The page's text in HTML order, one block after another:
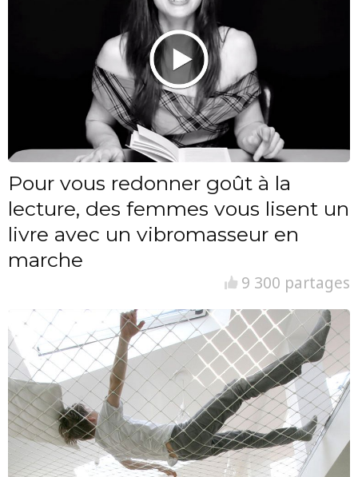
Pour vous redonner goût à la
lecture, des femmes vous lisent un
livre avec un vibromasseur en
marche
9 300 partages